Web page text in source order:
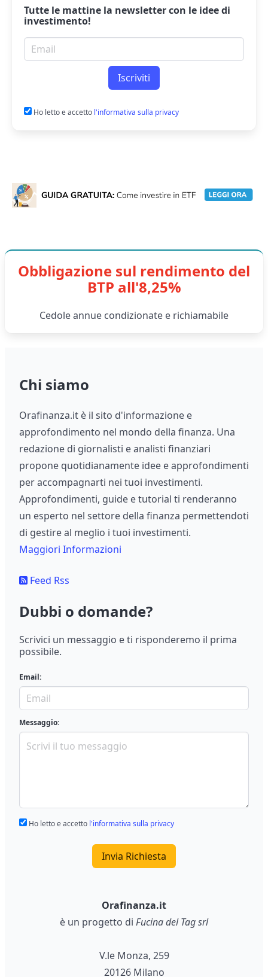
Tutte le mattine la newslettercon le idee di
investimento!
Email per newsletter
Iscriviti
Ho letto e accetto l'informativa sulla privacy
Obbligazione sul rendimento del
BTP all'8,25%
Cedole annue condizionate e richiamabile
Chi siamo
Orafinanza.it è il sito d'informazione e
approfondimento nel mondo della finanza. Una
redazione di giornalisti e analisti finanziari
propone quotidianamente idee e approfondimenti
per accompagnarti nei tuoi investimenti.
Approfondimenti, guide e tutorial ti renderanno
un esperto nel settore della finanza permettendoti
di gestire al meglio i tuoi investimenti.
Maggiori Informazioni
Feed Rss
Dubbi o domande?
Scrivici un messaggio e ti risponderemo il prima
possibile.
Email:
Messaggio:
Ho letto e accetto l'informativa sulla privacy
Invia Richiesta
Orafinanza.it
è un progetto di Fucina del Tag srl
V.le Monza, 259
20126 Milano